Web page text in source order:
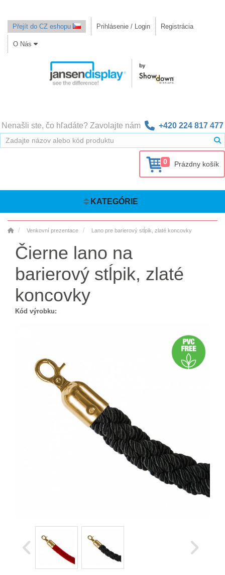
Přejít do CZ eshopu Prihlásenie / Login Registrácia
O Nás
Nenašli ste, čo hľadáte? Zavolajte nám +420 224 817 477
0 Prázdny košík
KATEGÓRIE
Venkovní prezentace Lano pre barierový stĺpik, zlaté koncovky
Čierne lano na
barierový stĺpik, zlaté
koncovky
Kód výrobku: